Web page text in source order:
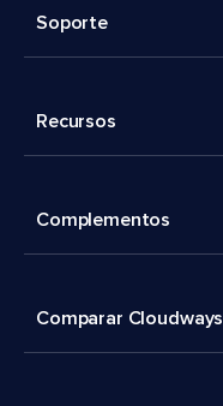
Soporte
Recursos
Complementos
Comparar Cloudways